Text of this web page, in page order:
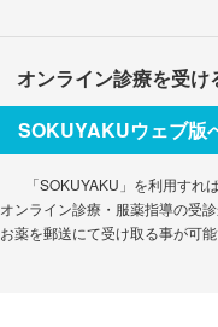
オンライン診療を受け
SOKUYAKUウェブ版
「SOKUYAKU」を利用すれ
オンライン診療・服薬指導の受
お薬を郵送にて受け取る事が可